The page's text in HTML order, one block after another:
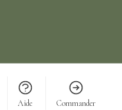
Aide Commander